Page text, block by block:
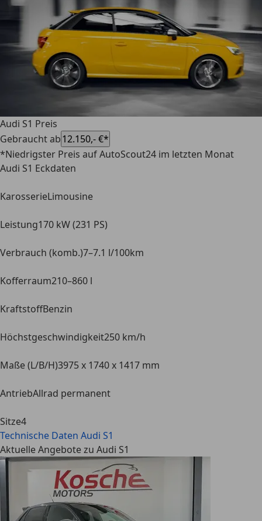
Audi S1 Preis
Gebraucht ab12.150,- €*
*Niedrigster Preis auf AutoScout24 im letzten Monat
Audi S1 Eckdaten
KarosserieLimousine
Leistung170 kW (231 PS)
Verbrauch (komb.)7–7.1 l/100km
Kofferraum210–860 l
KraftstoffBenzin
Höchstgeschwindigkeit250 km/h
Maße (L/B/H)3975 x 1740 x 1417 mm
AntriebAllrad permanent
Sitze4
Technische Daten Audi S1
Aktuelle Angebote zu Audi S1